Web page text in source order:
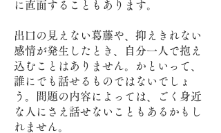
に直面することもあります。
出口の見えない葛藤や、抑えきれない
感情が発生したとき、自分一人で抱え
込むことはありません。かといって、
誰にでも話せるものではないでしょ
う。問題の内容によっては、ごく身近
な人にさえ話せないこともあるかもし
れません。